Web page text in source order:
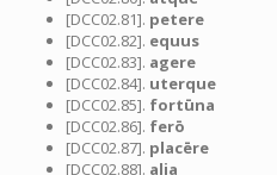
[DCC02.81]. petere
[DCC02.82]. equus
[DCC02.83]. agere
[DCC02.84]. uterque
[DCC02.85]. fortūna
[DCC02.86]. ferō
[DCC02.87]. placēre
[DCC02.88]. alia